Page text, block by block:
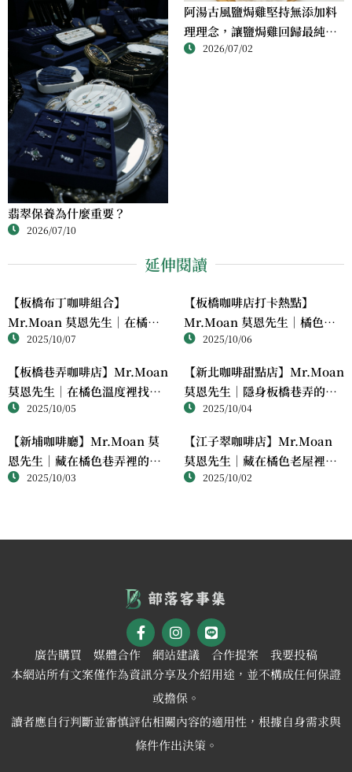
翡翠保養為什麼重要？
2026/07/10
阿湯古風鹽焗雞堅持無添加料
理理念，讓鹽焗雞回歸最純粹
的風味2026/07/02
延伸閱讀
【板橋布丁咖啡組合】
Mr.Moan 莫恩先生｜在橘色
午後，品嚐一場療癒系甜點時
2025/10/07
【板橋咖啡店打卡熱點】
Mr.Moan 莫恩先生｜橘色系
老屋裡的手作布丁與溫柔午後
2025/10/06
【板橋巷弄咖啡店】Mr.Moan
莫恩先生｜在橘色溫度裡找到
一口柔軟的療癒
2025/10/05
【新北咖啡甜點店】Mr.Moan
莫恩先生｜隱身板橋巷弄的橘
色布丁療癒系咖啡館
2025/10/04
【新埔咖啡廳】Mr.Moan 莫
恩先生｜藏在橘色巷弄裡的療
癒布丁與咖啡香
2025/10/03
【江子翠咖啡店】Mr.Moan
莫恩先生｜藏在橘色老屋裡的
手作布丁與咖啡香
2025/10/02
廣告購買 媒體合作 網站建議 合作提案
我要投稿
本網站所有文案僅作為資訊分享及介紹用途，並不構成任何保證
或擔保。
讀者應自行判斷並審慎評估相關內容的適用性，根據自身需求與
條件作出決策。